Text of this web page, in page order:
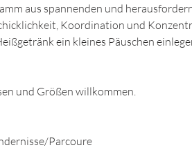
aus spannenden und
Koordination und
ein kleines Päuschen
und Größen willkommen.
Parcoure